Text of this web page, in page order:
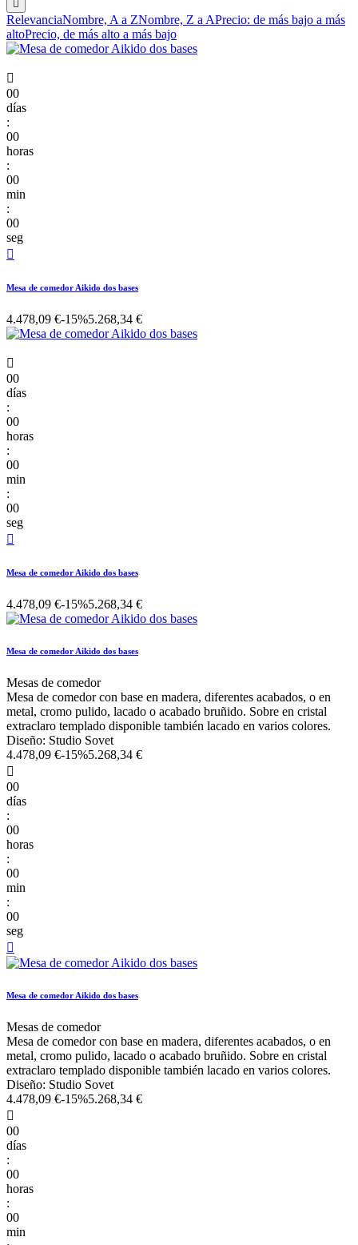

RelevanciaNombre, A a ZNombre, Z a APrecio: de más bajo a más
altoPrecio, de más alto a más bajo

00
días
:
00
horas
:
00
min
:
00
seg

Mesa de comedor Aikido dos bases
4.478,09 €-15%5.268,34 €

00
días
:
00
horas
:
00
min
:
00
seg

Mesa de comedor Aikido dos bases
4.478,09 €-15%5.268,34 €
Mesa de comedor Aikido dos bases
Mesas de comedor
Mesa de comedor con base en madera, diferentes acabados, o en
metal, cromo pulido, lacado o acabado bruñido. Sobre en cristal
extraclaro templado disponible también lacado en varios colores.
Diseño: Studio Sovet
4.478,09 €-15%5.268,34 €

00
días
:
00
horas
:
00
min
:
00
seg

Mesa de comedor Aikido dos bases
Mesas de comedor
Mesa de comedor con base en madera, diferentes acabados, o en
metal, cromo pulido, lacado o acabado bruñido. Sobre en cristal
extraclaro templado disponible también lacado en varios colores.
Diseño: Studio Sovet
4.478,09 €-15%5.268,34 €

00
días
:
00
horas
:
00
min